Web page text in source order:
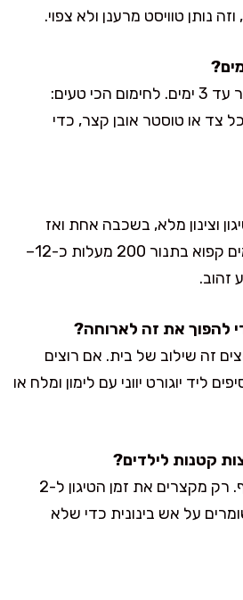
נותן טוויסט מרענן ולא צפוי.
שומרים בקופסה במקרר עד 3 ימים. לחימום הכי טעים:
2 דקות מכל צד או טוסטר אובן קצר, כדי
וצינון מלא, בשכבה אחת ואז
מעבירה לשקית. מחממים קפוא בתנור 200 מעלות כ-12–
זה שילוב של בית. אם רוצים
ליד יוגורט יווני עם לימון ומלח או
בטח, וזה אפילו יותר כיף. רק מקצרים את זמן הטיגון ל-2
על אש בינונית כדי שלא